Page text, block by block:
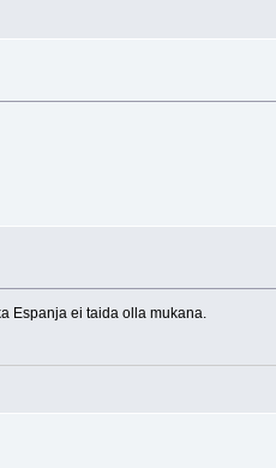
Espanja ei taida olla mukana.